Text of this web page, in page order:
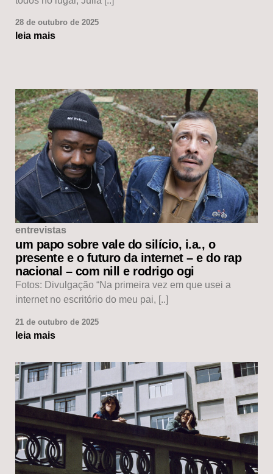
28 de outubro de 2025
leia mais
entrevistas
um papo sobre vale do silício, i.a., o
presente e o futuro da internet – e do rap
nacional – com nill e rodrigo ogi
Fotos: Divulgação “Na primeira vez em que usei a
internet no escritório do meu pai, [..]
21 de outubro de 2025
leia mais